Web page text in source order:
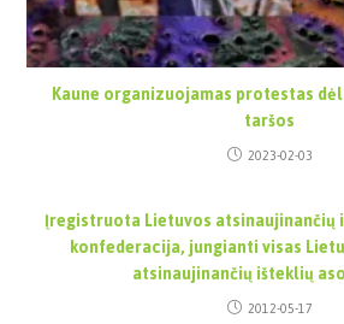
Kaune organizuojamas protestas
taršos
2023-02-03
Įregistruota Lietuvos atsinaujinančių
konfederacija, jungianti visas
atsinaujinančių išteklių
2012-05-17